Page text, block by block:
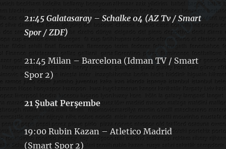
21:45 Galatasaray – Schalke 04 (AZ Tv / Smart
Spor / ZDF)
21:45 Milan – Barcelona (Idman TV / Smart
Spor 2)
21 Şubat Perşembe
19:00 Rubin Kazan – Atletico Madrid
(Smart Spor 2)